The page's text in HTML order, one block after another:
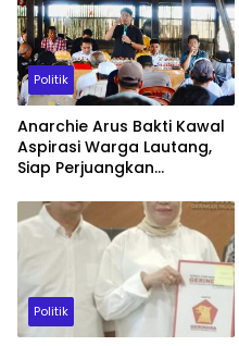
Politik
Anarchie Arus Bakti Kawal
Aspirasi Warga Lautang,
Siap Perjuangkan
hingga Tuntas
Politik